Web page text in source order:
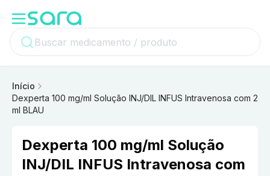
Início
Dexperta 100 mg/ml Solução INJ/DIL INFUS Intravenosa com 2
ml BLAU
Dexperta 100 mg/ml Solução
INJ/DIL INFUS Intravenosa com